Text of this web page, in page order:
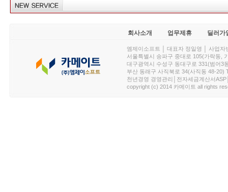
회사소개 업무제휴 딜러가
엠제이소프트 │ 대표자 정일영 │ 사업
서울특별시 송파구 중대로 105(가락동,
대구광역시 수성구 동대구로 331(범어3
부산 동래구 사직북로 34(사직동 48-20)
천년경영 경영관리│전자세금계산서
copyright (c) 2014 카메이트 all rights